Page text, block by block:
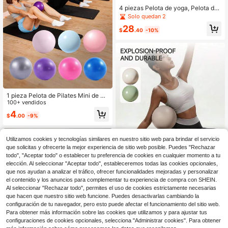
1 pieza Pelota de Pilates Mini de 9
pulgadas, Pelota de Yoga, Pelota de
Ejercicio, Pelota de Fitness Pequeñ
a, Pelota de Ballet, Adecuada para
re, Equilibrio, Estabilidad, Estiramien
to, Entrenamiento de Fuerza del Cor
e, Equipo de Fitness para el Hogar,
Adecuada para Yoga, Pilates, Fitnes
s, Entrenamiento del Piso Pélvico, F
itness y Ejercicios de Gimnasio, Tab
la Curva Pequeña para Estabilidad
en el Hogar, Mejora el Equilibrio, Re
cuperación Postnatal, Pelota Antiex
plosión para Gimnasia, Pelota de Pil
ates Mini Gruesa
100+ vendidos
$4.00 -9%
4 piezas Pelota de yoga, Pelota de
fitness, Equilibrio, Estabilidad, Fitne
ss, Silla de oficina con pelota, Con
bomba rápida, Multicolor suave
Solo quedan 2
$28.40 -10%
Ahorro de $2.36
Pelota de yoga fitness anti-estallid
o y antideslizante, pelota de equilib
rio suave, adecuada para pilates en
casa, recuperación posparto, model
ado de cadera y cintura, entrenami
entos de gimnasio y primera opción
para la oficina en casa
Solo quedan 8
$ 5 .84 -29%
1
Utilizamos cookies y tecnologías similares en nuestro sitio web para brindar el servicio
que solicitas y ofrecerte la mejor experiencia de sitio web posible. Puedes "Rechazar
todo", "Aceptar todo" o establecer tu preferencia de cookies en cualquier momento a tu
elección. Al seleccionar "Aceptar todo", estableceremos todas las cookies opcionales,
que nos ayudan a analizar el tráfico, ofrecer funcionalidades mejoradas y personalizar
el contenido y los anuncios para complementar tu experiencia de compra con SHEIN.
Al seleccionar "Rechazar todo", permites el uso de cookies estrictamente necesarias
que hacen que nuestro sitio web funcione. Puedes desactivarlas cambiando la
configuración de tu navegador, pero esto puede afectar el funcionamiento del sitio web.
Para obtener más información sobre las cookies que utilizamos y para ajustar tus
configuraciones de cookies opcionales, selecciona "Administrar cookies". Para obtener